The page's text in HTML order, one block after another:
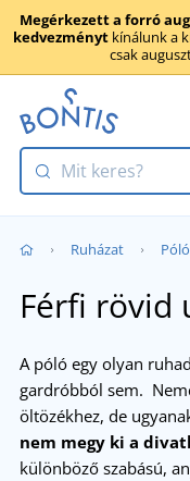
Megérkezett a forró
kedvezményt kínálunk a
csak
Ruházat
Férfi rövid
A póló egy olyan
gardróbból sem.
öltözékhez, de
nem megy ki a
különböző szabású,